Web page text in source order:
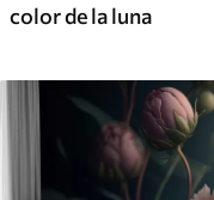
color de la luna